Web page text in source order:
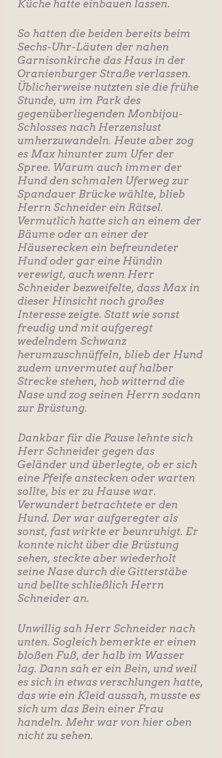
Küche hatte einbauen lassen.
So hatten die beiden bereits beim
Sechs-Uhr-Läuten der nahen
Garnisonkirche das Haus in der
Oranienburger Straße verlassen.
Üblicherweise nutzten sie die frühe
Stunde, um im Park des
gegenüberliegenden Monbijou-
Schlosses nach Herzenslust
umherzuwandeln. Heute aber zog
es Max hinunter zum Ufer der
Spree. Warum auch immer der
Hund den schmalen Uferweg zur
Spandauer Brücke wählte, blieb
Herrn Schneider ein Rätsel.
Vermutlich hatte sich an einem der
Bäume oder an einer der
Häuserecken ein befreundeter
Hund oder gar eine Hündin
verewigt, auch wenn Herr
Schneider bezweifelte, dass Max in
dieser Hinsicht noch großes
Interesse zeigte. Statt wie sonst
freudig und mit aufgeregt
wedelndem Schwanz
herumzuschnüffeln, blieb der Hund
zudem unvermutet auf halber
Strecke stehen, hob witternd die
Nase und zog seinen Herrn sodann
zur Brüstung.
Dankbar für die Pause lehnte sich
Herr Schneider gegen das
Geländer und überlegte, ob er sich
eine Pfeife anstecken oder warten
sollte, bis er zu Hause war.
Verwundert betrachtete er den
Hund. Der war aufgeregter als
sonst, fast wirkte er beunruhigt. Er
konnte nicht über die Brüstung
sehen, steckte aber wiederholt
seine Nase durch die Gitterstäbe
und bellte schließlich Herrn
Schneider an.
Unwillig sah Herr Schneider nach
unten. Sogleich bemerkte er einen
bloßen Fuß, der halb im Wasser
lag. Dann sah er ein Bein, und weil
es sich in etwas verschlungen hatte,
das wie ein Kleid aussah, musste es
sich um das Bein einer Frau
handeln. Mehr war von hier oben
nicht zu sehen.